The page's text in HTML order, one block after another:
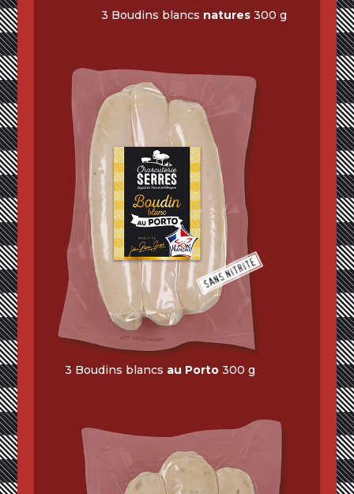
3 Boudins blancs natures 300 g
3 Boudins blancs au Porto300 g